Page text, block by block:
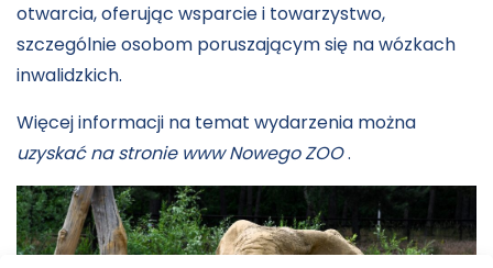
otwarcia, oferując wsparcie i towarzystwo,
szczególnie osobom poruszającym się na wózkach
inwalidzkich.
Więcej informacji na temat wydarzenia można
uzyskać na stronie www Nowego ZOO.